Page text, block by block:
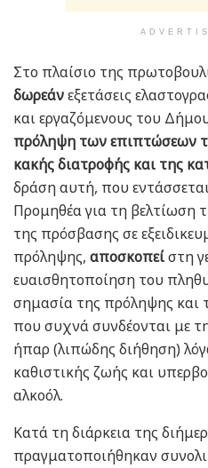
Στο πλαίσιο της
δωρεάνεξετάσεις
και εργαζόμενους του
πρόληψη των επιπτώσεων
κακής διατροφής και της
δράση αυτή, που
Προμηθέα για τη βελτίωση
της πρόσβασης σε
πρόληψης, αποσκοπείστη
ευαισθητοποίηση του
σημασία της πρόληψης και
που συχνά συνδέονται με
ήπαρ (λιπώδης διήθηση)
καθιστικής ζωής και
αλκοόλ.
Κατά τη διάρκεια της
πραγματοποιήθηκαν